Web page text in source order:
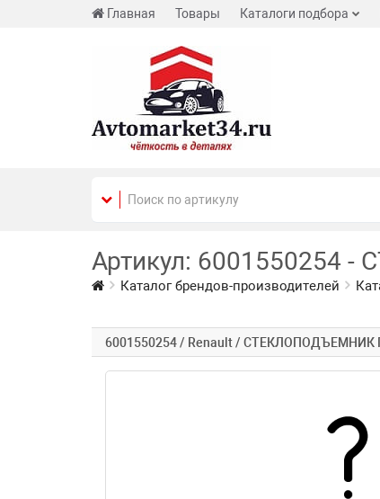
Главная Товары Каталоги подбора
Артикул: 6001550254
Каталог брендов-производителей
6001550254 / Renault / СТЕКЛОПОДЪЕМНИК